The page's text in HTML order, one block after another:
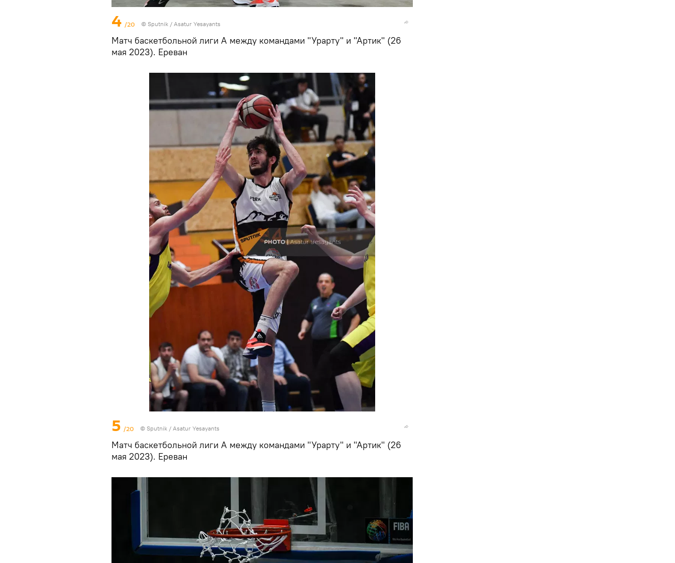
4 /20 © Sputnik / Asatur Yesayants
Матч баскетбольной лиги А между командами "Урарту" и "Артик" (26
мая 2023). Еревaн
5 /20 © Sputnik / Asatur Yesayants
Матч баскетбольной лиги А между командами "Урарту" и "Артик" (26
мая 2023). Еревaн